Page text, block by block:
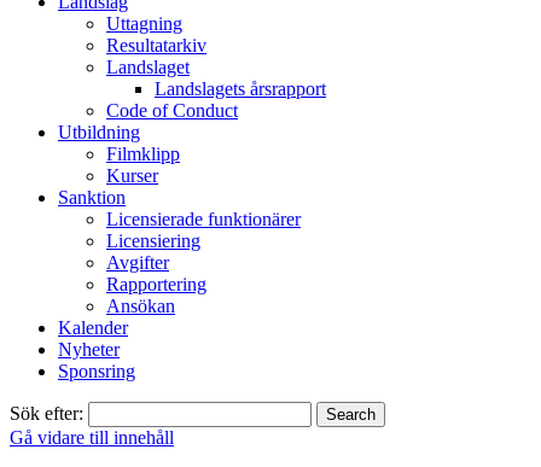
Uttagning
Resultatarkiv
Landslaget
Landslagets årsrapport
Code of Conduct
Utbildning
Filmklipp
Kurser
Sanktion
Licensierade funktionärer
Licensiering
Avgifter
Rapportering
Ansökan
Kalender
Nyheter
Sponsring
Sök efter:
Gå vidare till innehåll